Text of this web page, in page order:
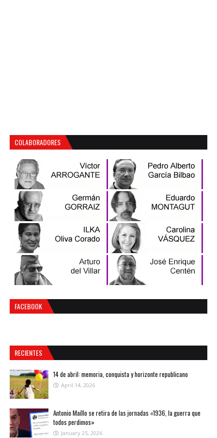
COLABORADORES
FACEBOOK
RECIENTES
14 de abril: memoria, conquista y horizonte republicano
April 14, 2026
Antonio Maíllo se retira de las jornadas «1936, la guerra que
todos perdimos»
January 25, 2026